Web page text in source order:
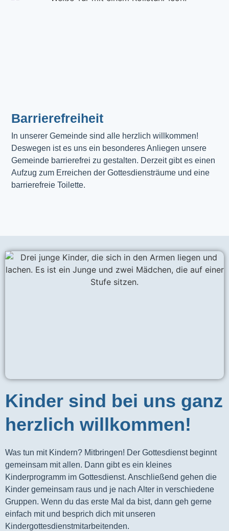
Barrierefreiheit
In unserer Gemeinde sind alle herzlich willkommen!
Deswegen ist es uns ein besonderes Anliegen unsere
Gemeinde barrierefrei zu gestalten. Derzeit gibt es einen
Aufzug zum Erreichen der Gottesdiensträume und eine
barrierefreie Toilette.
Kinder sind bei uns ganz
herzlich willkommen!
Was tun mit Kindern? Mitbringen! Der Gottesdienst beginnt
gemeinsam mit allen. Dann gibt es ein kleines
Kinderprogramm im Gottesdienst. Anschließend gehen die
Kinder gemeinsam raus und je nach Alter in verschiedene
Gruppen. Wenn du das erste Mal da bist, dann geh gerne
einfach mit und besprich dich mit unseren
Kindergottesdienstmitarbeitenden.